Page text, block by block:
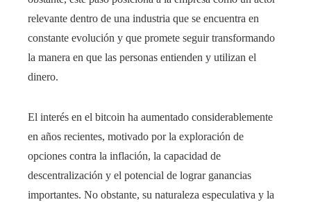
relevante dentro de una industria que se encuentra en
constante evolución y que promete seguir transformando
la manera en que las personas entienden y utilizan el
dinero.
El interés en el bitcoin ha aumentado considerablemente
en años recientes, motivado por la exploración de
opciones contra la inflación, la capacidad de
descentralización y el potencial de lograr ganancias
importantes. No obstante, su naturaleza especulativa y la